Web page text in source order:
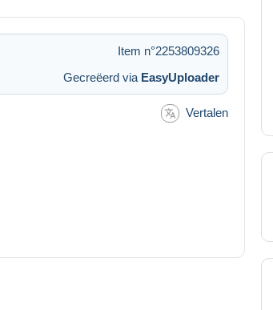
Item n°2253809326
Gecreëerd via EasyUploader
Vertalen